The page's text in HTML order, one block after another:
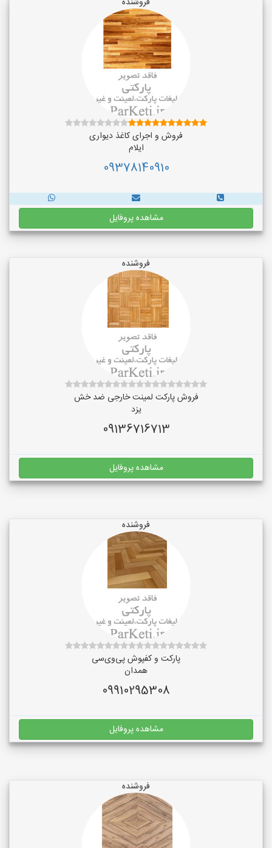
فروش و اجرای کاغذ دیواری
ایلام
09378140910
مشاهده پروفایل
فروشنده
فروش پارکت لمینت خارجی ضد خش
یزد
09136716713
مشاهده پروفایل
فروشنده
پارکت و کفپوش پی‌وی‌سی
همدان
09910295308
مشاهده پروفایل
فروشنده